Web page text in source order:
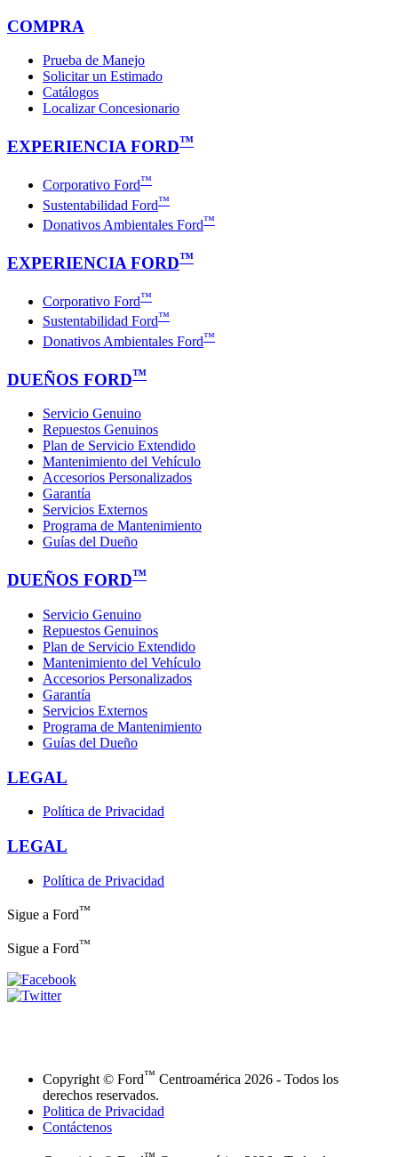
COMPRA
Prueba de Manejo
Solicitar un Estimado
Catálogos
Localizar Concesionario
EXPERIENCIA FORD™
Corporativo Ford™
Sustentabilidad Ford™
Donativos Ambientales Ford™
EXPERIENCIA FORD™
Corporativo Ford™
Sustentabilidad Ford™
Donativos Ambientales Ford™
DUEÑOS FORD™
Servicio Genuino
Repuestos Genuinos
Plan de Servicio Extendido
Mantenimiento del Vehículo
Accesorios Personalizados
Garantía
Servicios Externos
Programa de Mantenimiento
Guías del Dueño
DUEÑOS FORD™
Servicio Genuino
Repuestos Genuinos
Plan de Servicio Extendido
Mantenimiento del Vehículo
Accesorios Personalizados
Garantía
Servicios Externos
Programa de Mantenimiento
Guías del Dueño
LEGAL
Política de Privacidad
LEGAL
Política de Privacidad
Sigue a Ford™
Sigue a Ford™
Copyright © Ford™ Centroamérica 2026 - Todos los
derechos reservados.
Politica de Privacidad
Contáctenos